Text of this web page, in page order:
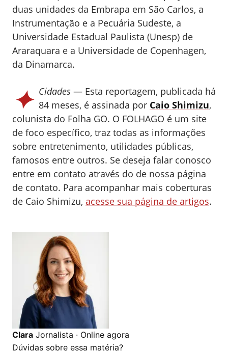
duas unidades da Embrapa em São Carlos, a
Instrumentação e a Pecuária Sudeste, a
Universidade Estadual Paulista (Unesp) de
Araraquara e a Universidade de Copenhagen,
da Dinamarca.
✦ Cidades — Esta reportagem, publicada há
84 meses, é assinada por Caio Shimizu,
colunista do Folha GO. O FOLHAGO é um site
de foco específico, traz todas as informações
sobre entretenimento, utilidades públicas,
famosos entre outros. Se deseja falar conosco
entre em contato através do de nossa página
de contato. Para acompanhar mais coberturas
de Caio Shimizu, acesse sua página de artigos.
Clara Jornalista · Online agora
Dúvidas sobre essa matéria?